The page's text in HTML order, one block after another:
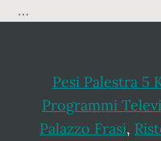
…
Pesi Palestra 5
Programmi
Palazzo Frasi,